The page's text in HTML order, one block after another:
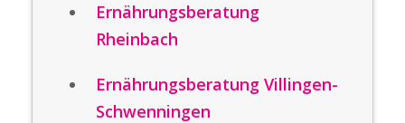
Ernährungsberatung
Rheinbach
Ernährungsberatung Villingen-
Schwenningen